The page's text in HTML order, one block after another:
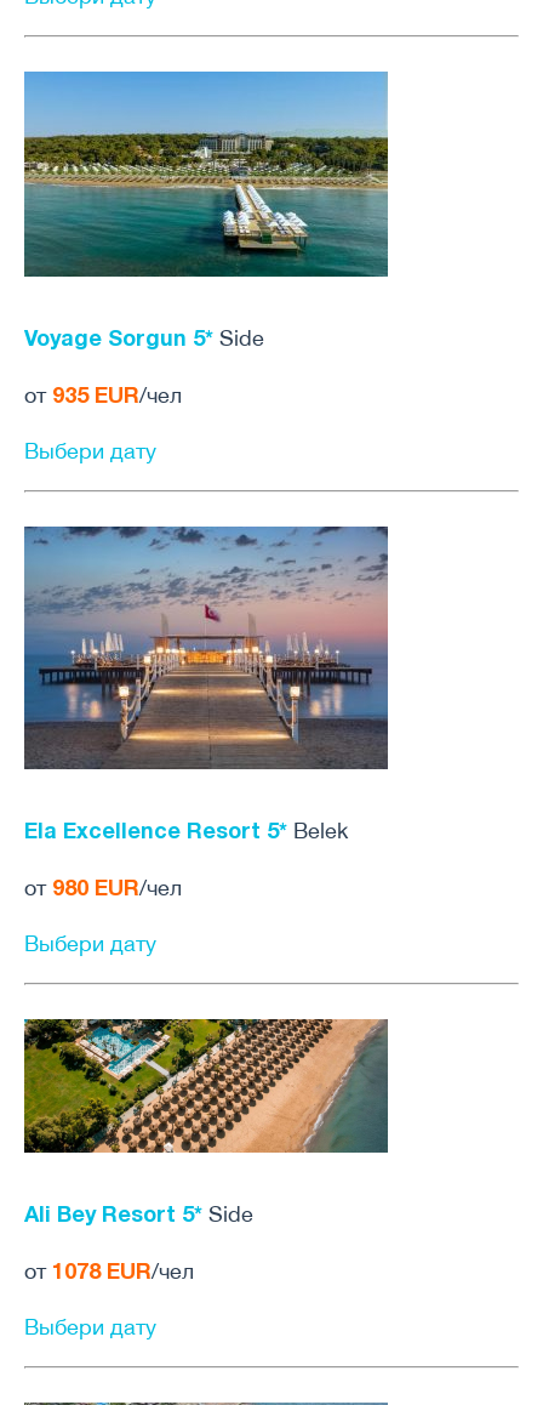
Voyage Sorgun 5* Side
от 935 EUR/чел
Выбери дату
Ela Excellence Resort 5* Belek
от 980 EUR/чел
Выбери дату
Ali Bey Resort 5* Side
от 1078 EUR/чел
Выбери дату